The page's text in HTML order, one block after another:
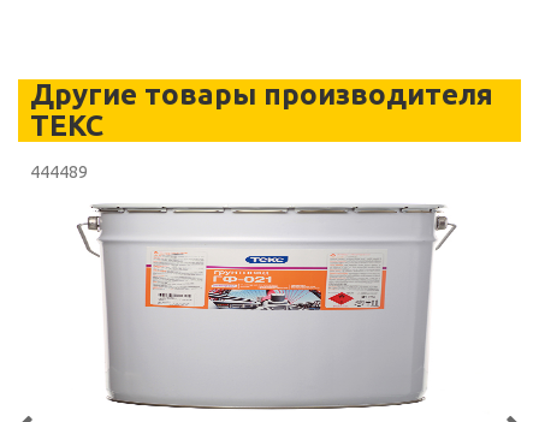
Другие товары производителя
ТЕКС
444489